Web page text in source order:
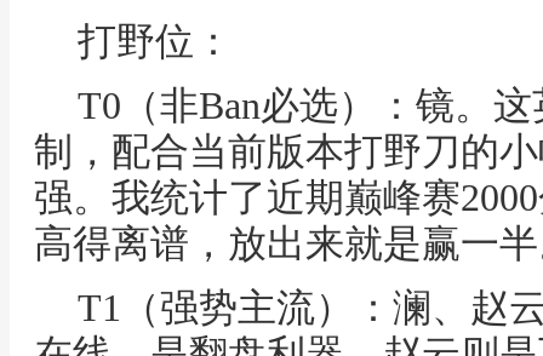
打野位：
T0（非Ban必选）：镜。
制，配合当前版本打野刀的
强。我统计了近期巅峰赛
高得离谱，放出来就是赢一
T1（强势主流）：澜、赵